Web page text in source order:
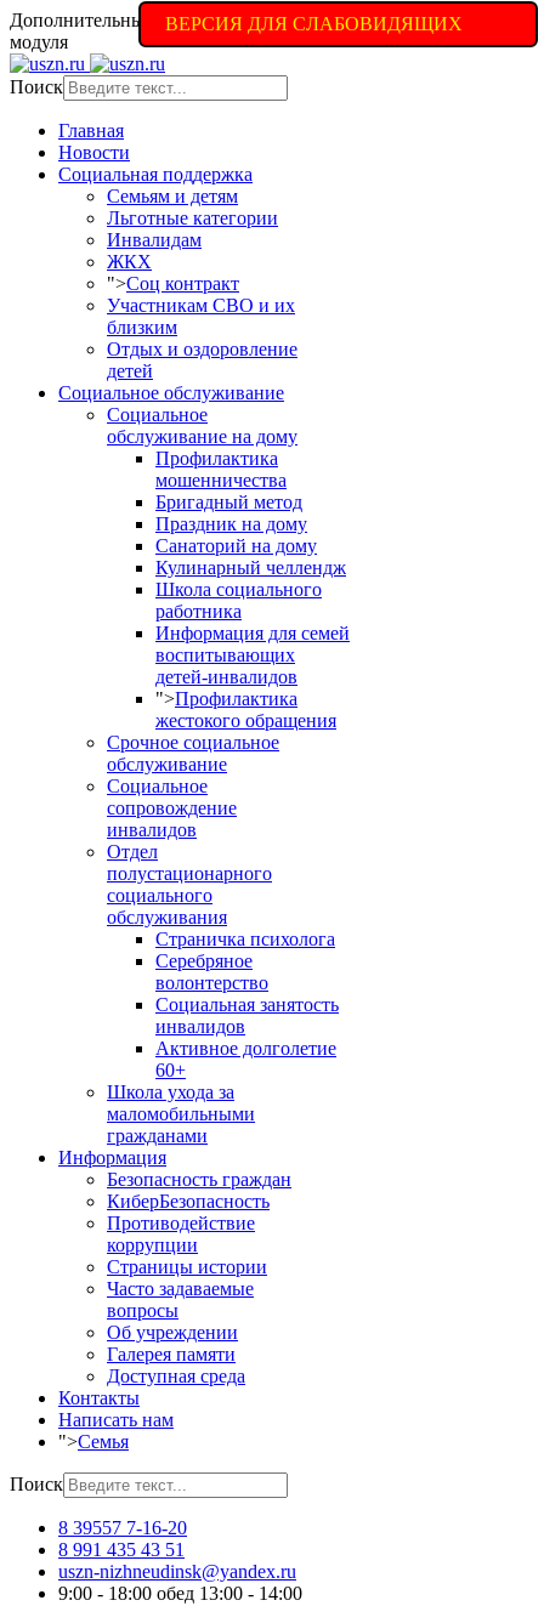
Дополнительные настройки доступны в полной версии
модуля
ВЕРСИЯ ДЛЯ СЛАБОВИДЯЩИХ
Поиск
Главная
Новости
Социальная поддержка
Семьям и детям
Льготные категории
Инвалидам
ЖКХ
">Соц контракт
Участникам СВО и их
близким
Отдых и оздоровление
детей
Социальное обслуживание
Социальное
обслуживание на дому
Профилактика
мошенничества
Бригадный метод
Праздник на дому
Санаторий на дому
Кулинарный челлендж
Школа социального
работника
Информация для семей
воспитывающих
детей-инвалидов
">Профилактика
жестокого обращения
Срочное социальное
обслуживание
Социальное
сопровождение
инвалидов
Отдел
полустационарного
социального
обслуживания
Страничка психолога
Серебряное
волонтерство
Социальная занятость
инвалидов
Активное долголетие
60+
Школа ухода за
маломобильными
гражданами
Информация
Безопасность граждан
КиберБезопасность
Противодействие
коррупции
Страницы истории
Часто задаваемые
вопросы
Об учреждении
Галерея памяти
Доступная среда
Контакты
Написать нам
">Семья
Поиск
8 39557 7-16-20
8 991 435 43 51
uszn-nizhneudinsk@yandex.ru
9:00 - 18:00 обед 13:00 - 14:00